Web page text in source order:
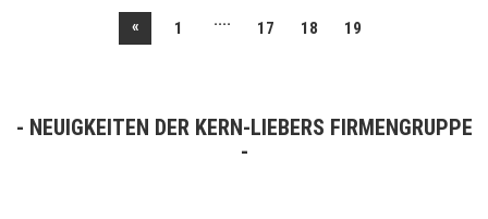
« 1 .... 17 18 19
NEUIGKEITEN DER KERN-LIEBERS FIRMENGRUPPE